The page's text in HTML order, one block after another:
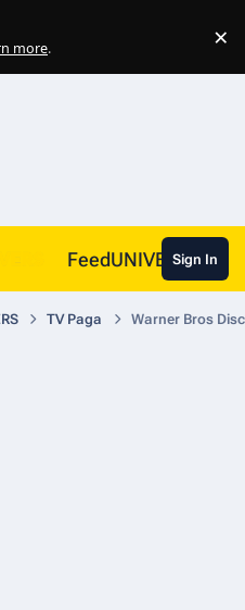
more. ×
FeedUNIVERSSign In
TV Paga Warner Bros